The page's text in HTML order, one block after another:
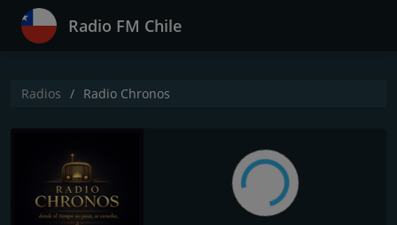
Radio FM Chile
Radios Radio Chronos